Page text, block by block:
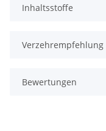
Inhaltsstoffe
Verzehrempfehlung
Bewertungen